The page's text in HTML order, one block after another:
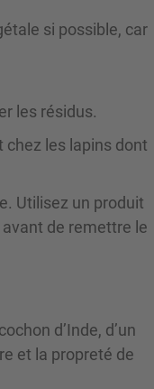
si possible, car
les résidus.
les lapins dont
Utilisez un produit
de remettre le
d’Inde, d’un
et la propreté de